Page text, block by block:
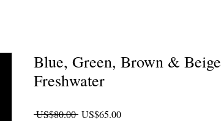
Blue, Green, Brown & Beige
Freshwater
US$80.00 一US$65.00促